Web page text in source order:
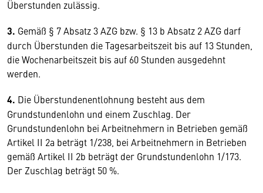
Überstunden zulässig.
3. Gemäß § 7 Absatz 3 AZG bzw. § 13 b Absatz 2 AZG darf
durch Überstunden die Tagesarbeitszeit bis auf 13 Stunden,
die Wochenarbeitszeit bis auf 60 Stunden ausgedehnt
werden.
4. Die Überstundenentlohnung besteht aus dem
Grundstundenlohn und einem Zuschlag. Der
Grundstundenlohn bei Arbeitnehmern in Betrieben gemäß
Artikel II 2a beträgt 1/238, bei Arbeitnehmern in Betrieben
gemäß Artikel II 2b beträgt der Grundstundenlohn 1/173.
Der Zuschlag beträgt 50 %.